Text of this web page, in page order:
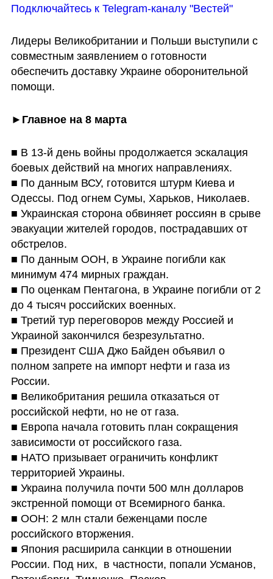
Подключайтесь к Telegram-каналу "Вестей"
Лидеры Великобритании и Польши выступили с
совместным заявлением о готовности
обеспечить доставку Украине оборонительной
помощи.
►Главное на 8 марта
■ В 13-й день войны продолжается эскалация
боевых действий на многих направлениях.
■ По данным ВСУ, готовится штурм Киева и
Одессы. Под огнем Сумы, Харьков, Николаев.
■ Украинская сторона обвиняет россиян в срыве
эвакуации жителей городов, пострадавших от
обстрелов.
■ По данным ООН, в Украине погибли как
минимум 474 мирных граждан.
■ По оценкам Пентагона, в Украине погибли от 2
до 4 тысяч российских военных.
■ Третий тур переговоров между Россией и
Украиной закончился безрезультатно.
■ Президент США Джо Байден объявил о
полном запрете на импорт нефти и газа из
России.
■ Великобритания решила отказаться от
российской нефти, но не от газа.
■ Европа начала готовить план сокращения
зависимости от российского газа.
■ НАТО призывает ограничить конфликт
территорией Украины.
■ Украина получила почти 500 млн долларов
экстренной помощи от Всемирного банка.
■ ООН: 2 млн стали беженцами после
российского вторжения.
■ Япония расширила санкции в отношении
России. Под них,  в частности, попали Усманов,